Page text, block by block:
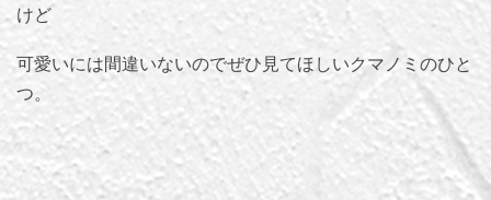
けど
可愛いには間違いないのでぜひ見てほしいクマノミのひと
つ。